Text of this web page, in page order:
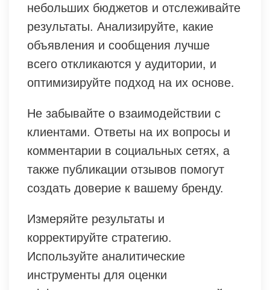
небольших бюджетов и отслеживайте
результаты. Анализируйте, какие
объявления и сообщения лучше
всего откликаются у аудитории, и
оптимизируйте подход на их основе.
Не забывайте о взаимодействии с
клиентами. Ответы на их вопросы и
комментарии в социальных сетях, а
также публикации отзывов помогут
создать доверие к вашему бренду.
Измеряйте результаты и
корректируйте стратегию.
Используйте аналитические
инструменты для оценки